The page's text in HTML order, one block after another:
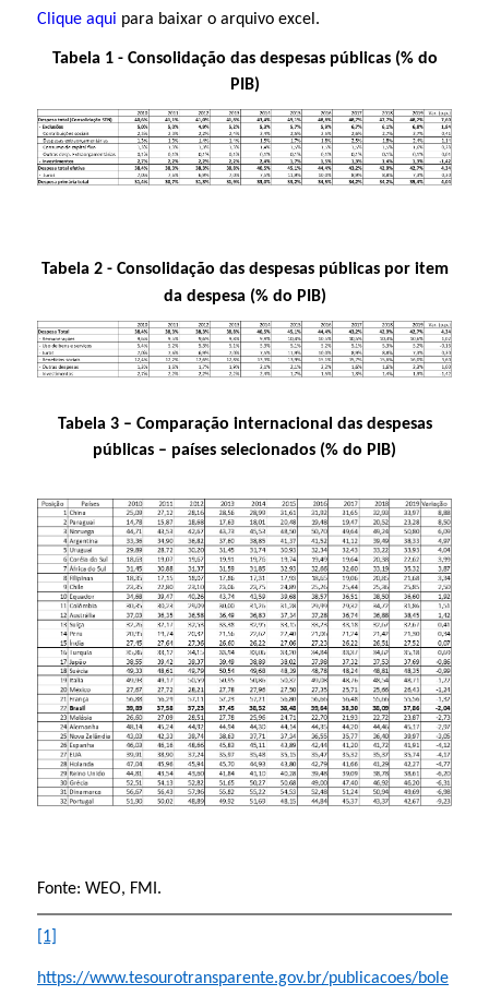
Clique aqui para baixar o arquivo excel.
Tabela 1 - Consolidação das despesas públicas (% do
PIB)
Tabela 2 - Consolidação das despesas públicas por item
da despesa (% do PIB)
Tabela 3 – Comparação internacional das despesas
públicas – países selecionados (% do PIB)
Fonte: WEO, FMI.
[1]
https://www.tesourotransparente.gov.br/publicacoes/bole